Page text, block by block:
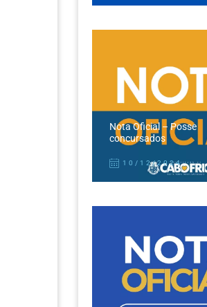
Nota Oficial – Posse
concursados
10/12/2024